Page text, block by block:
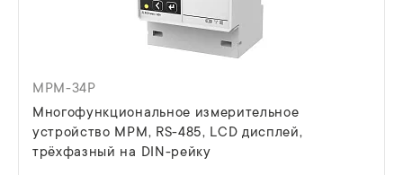
MPM-34P
Многофункциональное измерительное
устройство МРМ, RS-485, LCD дисплей,
трёхфазный на DIN-рейку